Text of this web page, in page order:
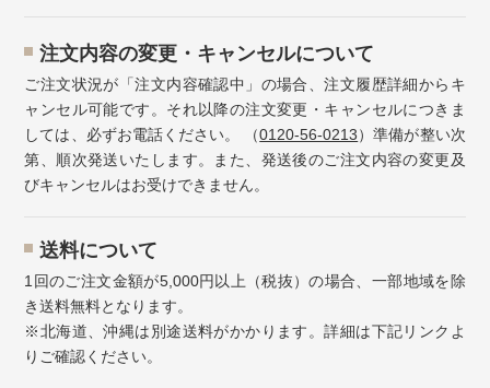
注⽂内容の変更・キャンセルについて
ご注文状況が「注文内容確認中」の場合、注文履歴詳細からキ
ャンセル可能です。それ以降の注文変更・キャンセルにつきま
しては、必ずお電話ください。 （0120-56-0213）準備が整い次
第、順次発送いたします。また、発送後のご注文内容の変更及
びキャンセルはお受けできません。
送料について
1回のご注文金額が5,000円以上（税抜）の場合、一部地域を除
き送料無料となります。
※北海道、沖縄は別途送料がかかります。詳細は下記リンクよ
りご確認ください。